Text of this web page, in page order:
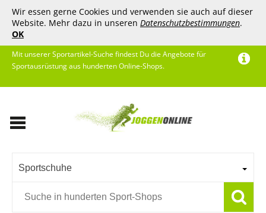
Wir essen gerne Cookies und verwenden sie auch auf dieser
Website. Mehr dazu in unseren Datenschutzbestimmungen.
OK
Mit unserer Sportartikel-Suche findest Du die Angebote für
Sportausrüstung aus hunderten Online-Shops.
Sportschuhe